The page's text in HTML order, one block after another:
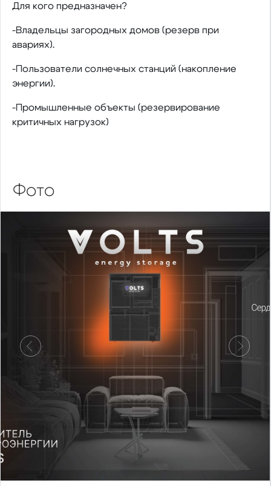
Для кого предназначен?
-Владельцы загородных домов (резерв при
авариях).
-Пользователи солнечных станций (накопление
энергии).
-Промышленные объекты (резервирование
критичных нагрузок)
Фото
Предыдущий